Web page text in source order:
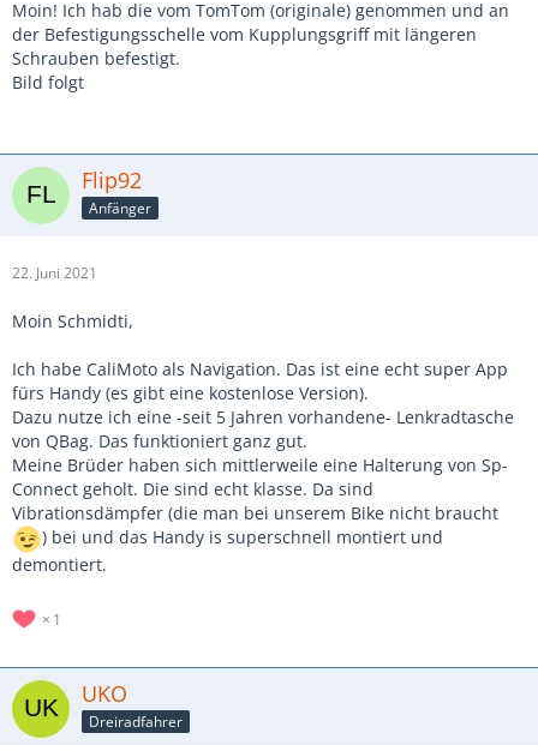
Moin! Ich hab die vom TomTom (originale) genommen und an
der Befestigungsschelle vom Kupplungsgriff mit längeren
Schrauben befestigt.
Bild folgt
Flip92
Anfänger
22. Juni 2021
Moin Schmidti,
Ich habe CaliMoto als Navigation. Das ist eine echt super App
fürs Handy (es gibt eine kostenlose Version).
Dazu nutze ich eine -seit 5 Jahren vorhandene- Lenkradtasche
von QBag. Das funktioniert ganz gut.
Meine Brüder haben sich mittlerweile eine Halterung von Sp-
Connect geholt. Die sind echt klasse. Da sind
Vibrationsdämpfer (die man bei unserem Bike nicht braucht
) bei und das Handy is superschnell montiert und
demontiert.
1
UKO
Dreiradfahrer